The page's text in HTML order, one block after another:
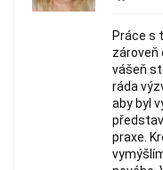
Práce s
zároveň
vášeň
ráda
aby byl
praxe.